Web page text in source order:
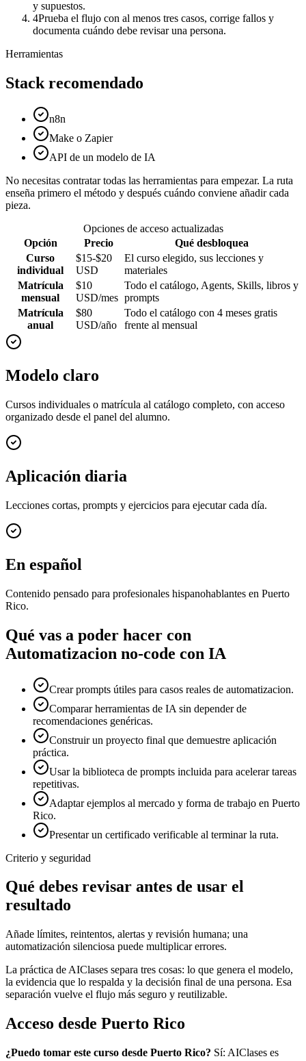
y supuestos.
4Prueba el flujo con al menos tres casos, corrige fallos y
documenta cuándo debe revisar una persona.
Herramientas
Stack recomendado
n8n
Make o Zapier
API de un modelo de IA
No necesitas contratar todas las herramientas para empezar. La ruta
enseña primero el método y después cuándo conviene añadir cada
pieza.
Opciones de acceso actualizadas
Opción
Precio
Qué desbloquea
Curso
individual
$15-$20
USD
El curso elegido, sus lecciones y
materiales
Matrícula
mensual
$10
USD/mes
Todo el catálogo, Agents, Skills, libros y
prompts
Matrícula
anual
$80
USD/año
Todo el catálogo con 4 meses gratis
frente al mensual
Modelo claro
Cursos individuales o matrícula al catálogo completo, con acceso
organizado desde el panel del alumno.
Aplicación diaria
Lecciones cortas, prompts y ejercicios para ejecutar cada día.
En español
Contenido pensado para profesionales hispanohablantes en Puerto
Rico.
Qué vas a poder hacer con
Automatizacion no-code con IA
Crear prompts útiles para casos reales de automatizacion.
Comparar herramientas de IA sin depender de
recomendaciones genéricas.
Construir un proyecto final que demuestre aplicación
práctica.
Usar la biblioteca de prompts incluida para acelerar tareas
repetitivas.
Adaptar ejemplos al mercado y forma de trabajo en Puerto
Rico.
Presentar un certificado verificable al terminar la ruta.
Criterio y seguridad
Qué debes revisar antes de usar el
resultado
Añade límites, reintentos, alertas y revisión humana; una
automatización silenciosa puede multiplicar errores.
La práctica de AIClases separa tres cosas: lo que genera el modelo,
la evidencia que lo respalda y la decisión final de una persona. Esa
separación vuelve el flujo más seguro y reutilizable.
Acceso desde Puerto Rico
¿Puedo tomar este curso desde Puerto Rico? Sí: AIClases es